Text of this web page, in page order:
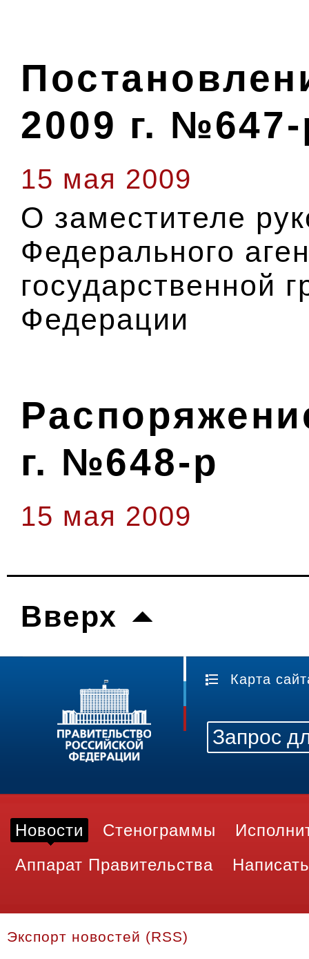
2009 г.
15 мая 2009
О заместителе
Федерального
государственной
Федерации
г. №648-р
15 мая 2009
Вверх
Карта
Новости Стенограммы
Аппарат Правительства
Экспорт новостей (RSS)